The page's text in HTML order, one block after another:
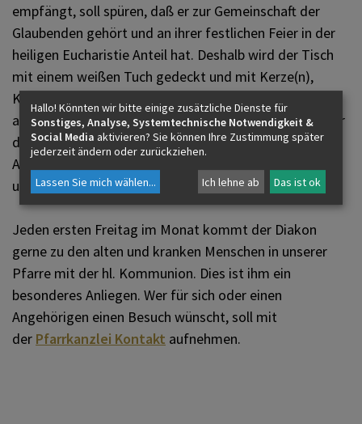
empfängt, soll spüren, daß er zur Gemeinschaft der
Glaubenden gehört und an ihrer festlichen Feier in der
heiligen Eucharistie Anteil hat. Deshalb wird der Tisch
mit einem weißen Tuch gedeckt und mit Kerze(n),
Kreuz und Blumen geschmückt. Wenn möglich, sollte
auch ein Gefäß mit Weihwasser und ein Glas Wasser für
den Kranken bereitstehen. Schön ist es, wenn
Angehörige und Mitbewohner an der Feier teilnehmen
und evtl. auch die heilige Kommunion empfangen.
Jeden ersten Freitag im Monat kommt der Diakon
gerne zu den alten und kranken Menschen in unserer
Pfarre mit der hl. Kommunion. Dies ist ihm ein
besonderes Anliegen. Wer für sich oder einen
Angehörigen einen Besuch wünscht, soll mit
der Pfarrkanzlei Kontakt aufnehmen.
Hallo! Könnten wir bitte einige zusätzliche Dienste für
Sonstiges, Analyse, Systemtechnische Notwendigkeit &
Social Media aktivieren? Sie können Ihre Zustimmung später
jederzeit ändern oder zurückziehen.
Lassen Sie mich wählen... Ich lehne ab Das ist ok